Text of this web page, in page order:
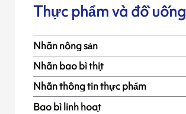
Thực phẩm và đồ uống
Nhãn nông sản
Nhãn bao bì thịt
Nhãn thông tin thực phẩm
Bao bì linh hoạt